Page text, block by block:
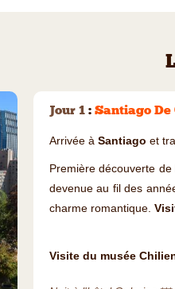
Jour 1: Santiago De
Arrivée à Santiago et
Première découverte
devenue au fil des
charme romantique.
Visite du musée